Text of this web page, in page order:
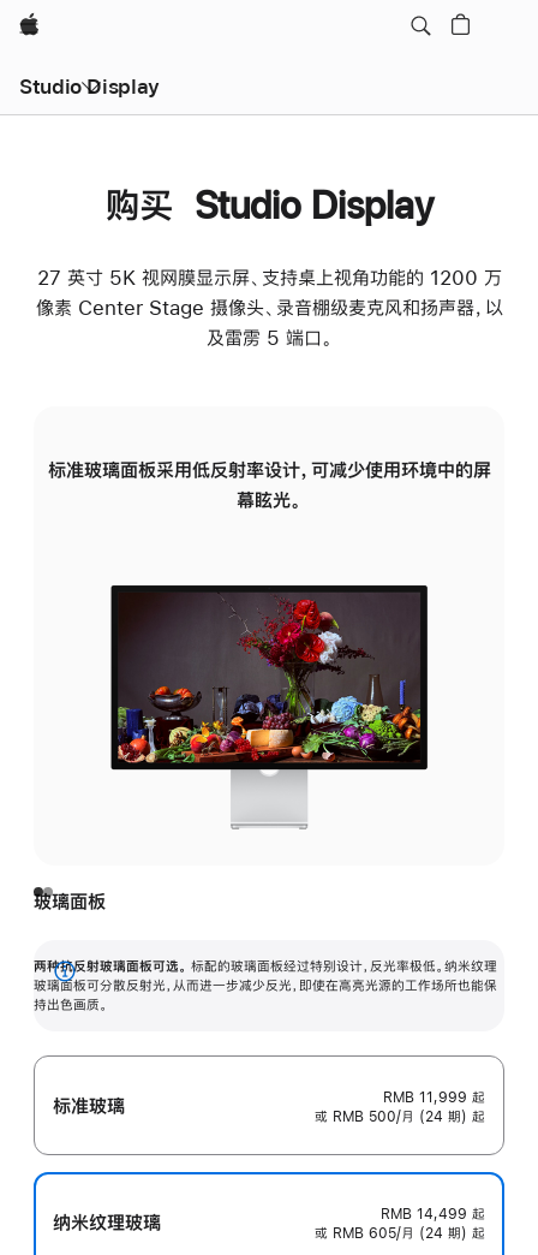
Apple
Studio Display
购买 Studio Display
27 英寸 5K 视网膜显示屏、支持桌上视角功能的 1200 万
像素 Center Stage 摄像头、录音棚级麦克风和扬声器，以
及雷雳 5 端口。
标准玻璃面板采用低反射率设计，可减少使用环境中的屏
幕眩光。
玻璃面板
两种抗反射玻璃面板可选。 标配的玻璃面板经过特别设计，反光率极低。纳米纹理
玻璃面板可分散反射光，从而进一步减少反光，即使在高亮光源的工作场所也能保
持出色画质。
展
开
标准玻璃 RMB 11,999 起
或 RMB 500/月 (24 期) 起
纳米纹理玻璃 RMB 14,499 起
或 RMB 605/月 (24 期) 起